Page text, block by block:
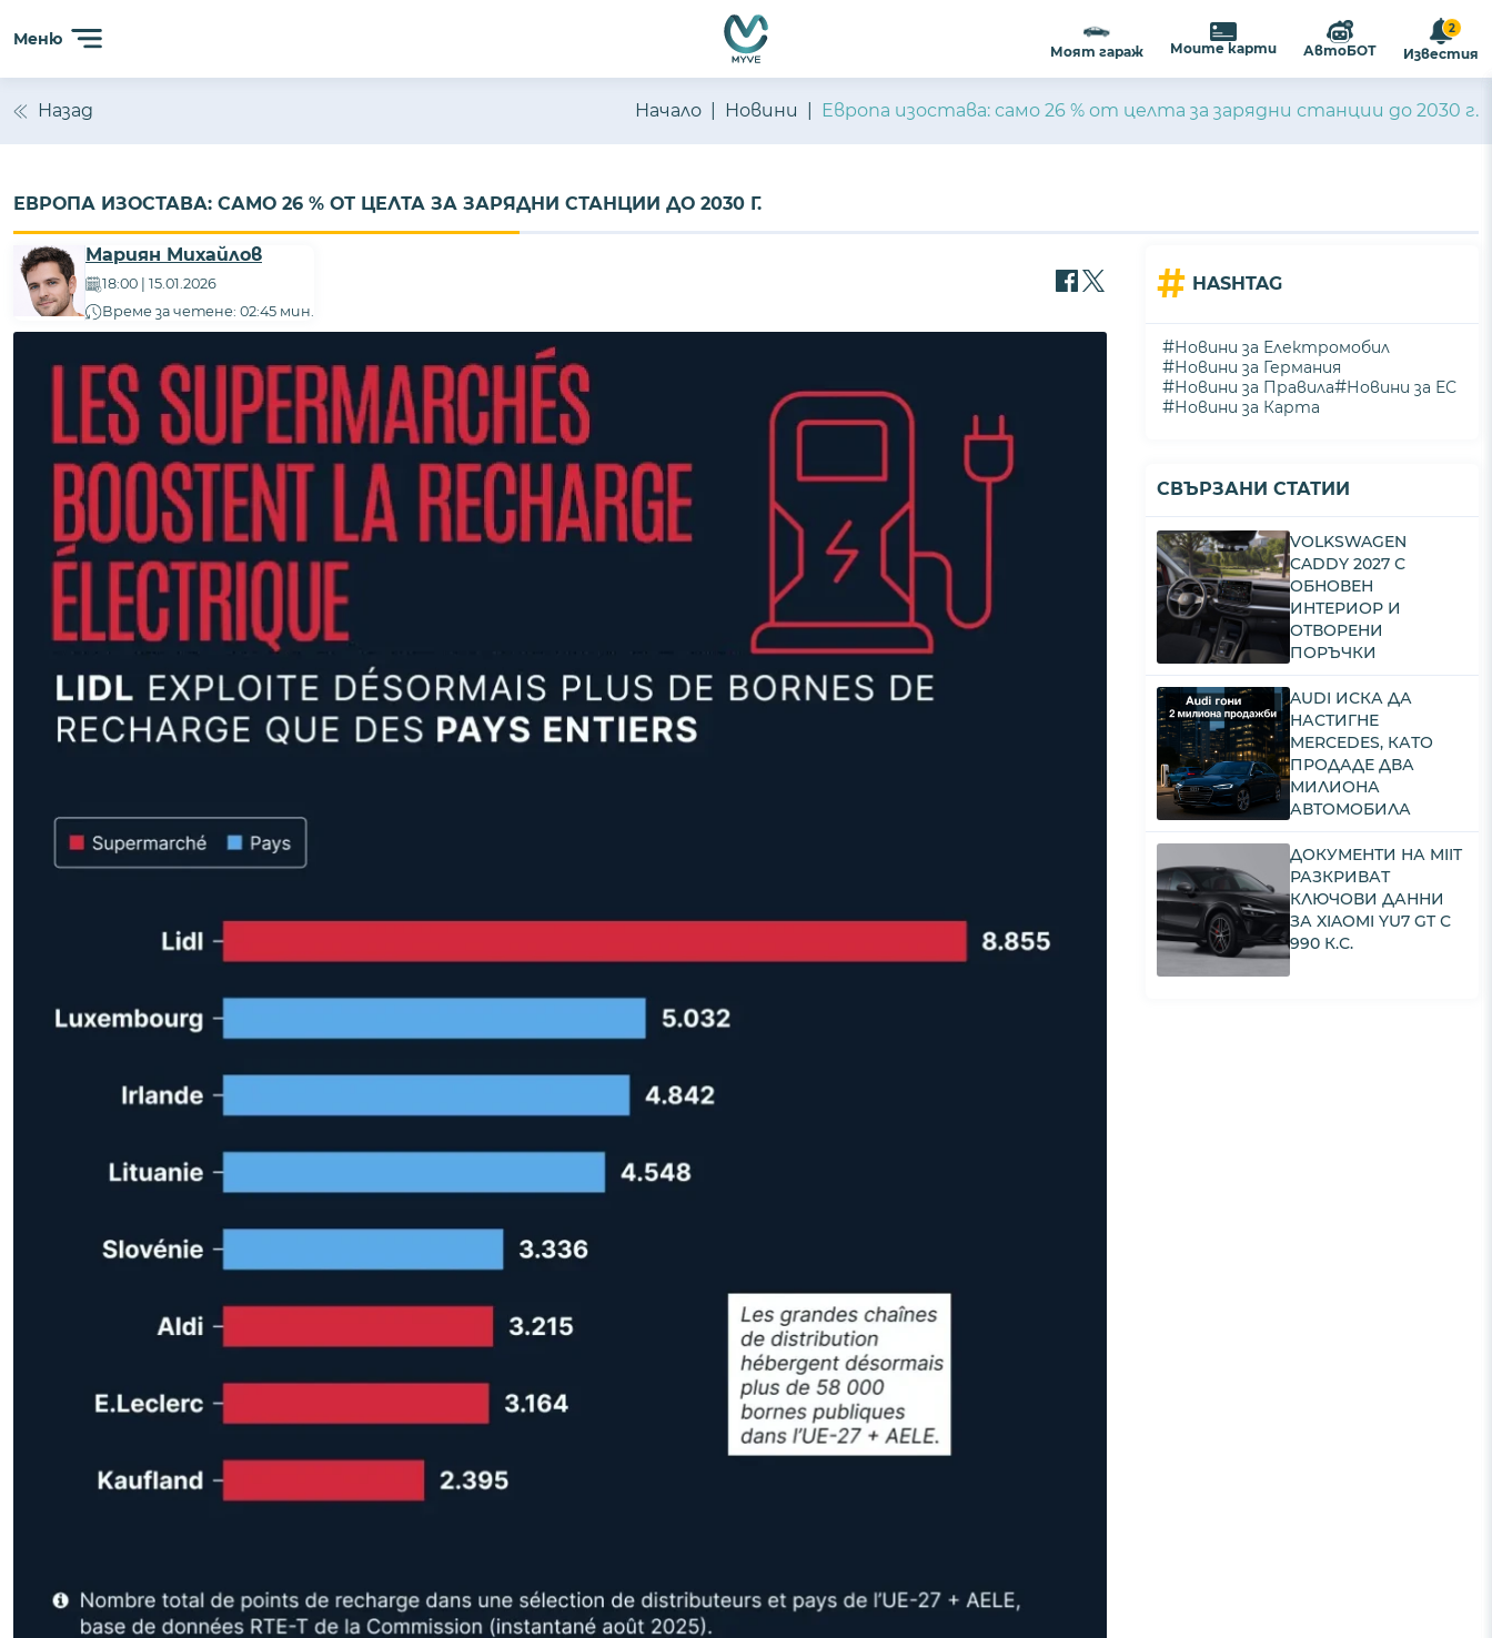
Меню
Моят гараж Моите карти АвтоБОТ
2
Известия
Назад Начало Новини Европа изостава: само 26 % от целта за зарядни станции до 2030 г.
ЕВРОПА ИЗОСТАВА: САМО 26 % ОТ ЦЕЛТА ЗА ЗАРЯДНИ СТАНЦИИ ДО 2030 Г.
Мариян Михайлов
18:00 | 15.01.2026
Време за четене: 02:45 мин.
# HASHTAG
#Новини за Електромобил
#Новини за Германия
#Новини за Правила#Новини за ЕС
#Новини за Карта
СВЪРЗАНИ СТАТИИ
VOLKSWAGEN
CADDY 2027 С
ОБНОВЕН
ИНТЕРИОР И
ОТВОРЕНИ
ПОРЪЧКИ
AUDI ИСКА ДА
НАСТИГНЕ
MERCEDES, КАТО
ПРОДАДЕ ДВА
МИЛИОНА
АВТОМОБИЛА
ДОКУМЕНТИ НА MIIT
РАЗКРИВАТ
КЛЮЧОВИ ДАННИ
ЗА XIAOMI YU7 GT С
990 К.С.